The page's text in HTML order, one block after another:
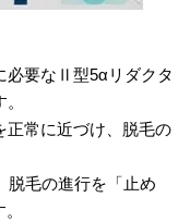
必要なⅡ型5αリダクタ
正常に近づけ、脱毛の
脱毛の進行を「止め